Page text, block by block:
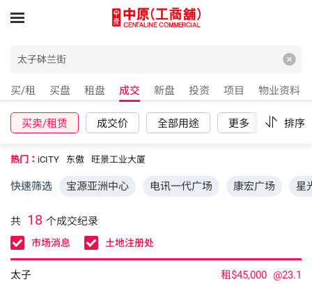
买/租 买盘 租盘 成交 新盘 投资 项目 物业资料
买卖/租赁 成交价 全部用途 更多 重设
排序
热门： iCITY 东傲 旺景工业大厦
快速筛选 宝源亚洲中心 电讯一代广场 康宏广场 星
共 18 个成交纪录
市场消息 土地注册处
太子 租$45,000 @23.1